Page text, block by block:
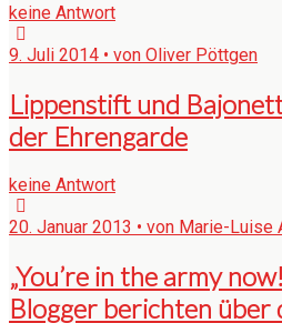
keine Antwort
9. Juli 2014 • von Oliver Pöttgen
Lippenstift und
der Ehrengarde
keine Antwort
20. Januar 2013 • von Marie-Luise
„You’re in the army
Blogger berichten